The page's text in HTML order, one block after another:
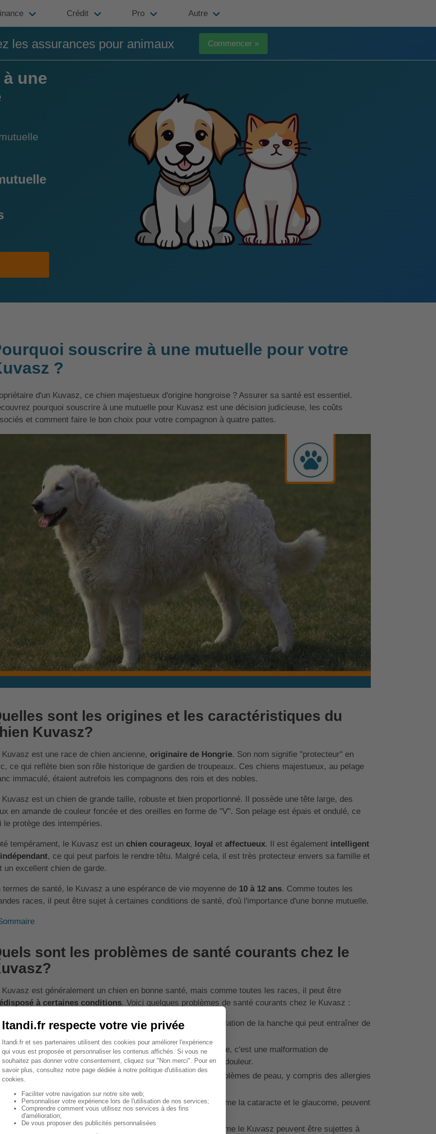
Crédit Pro Autre
les assurances pour animaux Commencer »
une
souscrire à une mutuelle pour votre
?
d'un Kuvasz, ce chien majestueux d'origine hongroise ? Assurer sa santé est essentiel.
pourquoi souscrire à une mutuelle pour Kuvasz est une décision judicieuse, les coûts
et comment faire le bon choix pour votre compagnon à quatre pattes.
sont les origines et les caractéristiques du
Kuvasz?
Kuvasz est une race de chien ancienne, originaire de Hongrie. Son nom signifie "protecteur" en
ce qui reflète bien son rôle historique de gardien de troupeaux. Ces chiens majestueux, au pelage
immaculé, étaient autrefois les compagnons des rois et des nobles.
Kuvasz est un chien de grande taille, robuste et bien proportionné. Il possède une tête large, des
en amande de couleur foncée et des oreilles en forme de "V". Son pelage est épais et ondulé, ce
le protège des intempéries.
tempérament, le Kuvasz est un chien courageux, loyal et affectueux. Il est également intelligent
indépendant, ce qui peut parfois le rendre têtu. Malgré cela, il est très protecteur envers sa famille et
un excellent chien de garde.
termes de santé, le Kuvasz a une espérance de vie moyenne de 10 à 12 ans. Comme toutes les
races, il peut être sujet à certaines conditions de santé, d'où l'importance d'une bonne mutuelle.
sont les problèmes de santé courants chez le
Kuvasz est généralement un chien en bonne santé, mais comme toutes les races, il peut être
à certaines conditions. Voici quelques problèmes de santé courants chez le Kuvasz :
Dysplasie de la hanche :C'est une malformation de l'articulation de la hanche qui peut entraîner de
Dysplasie du coude :Semblable à la dysplasie de la hanche, c'est une malformation de
l'articulation du coude qui peut causer de l'inconfort et de la douleur.
Problèmes de peau : Le Kuvasz peut souffrir de divers problèmes de peau, y compris des allergies
Problèmes oculaires :Certaines conditions oculaires, comme la cataracte et le glaucome, peuvent
affecter le Kuvasz.
Problèmes cardiaques :
Les grandes races de chiens comme le Kuvasz peuvent être sujettes à